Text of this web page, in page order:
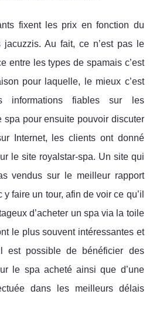
fixent les prix en fonction du
Au fait, ce n’est pas le
entre les types de spamais c’est
pour laquelle, le mieux c’est
informations fiables sur les
spa pour ensuite pouvoir discuter
Internet, les clients ont donné
le site royalstar-spa. Un site qui
vendus sur le meilleur rapport
faire un tour, afin de voir ce qu’il
d’acheter un spa via la toile
le plus souvent intéressantes et
est possible de bénéficier des
le spa acheté ainsi que d’une
dans les meilleurs délais